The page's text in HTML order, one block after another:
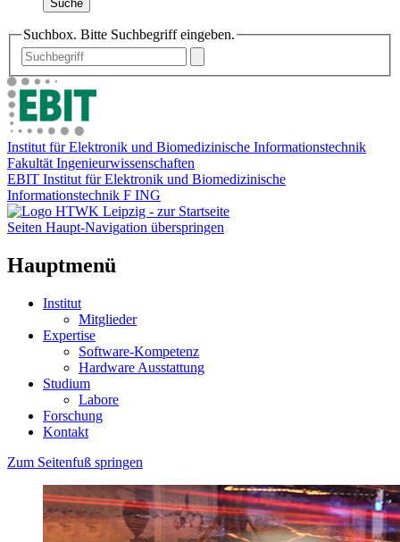
Suche
Suchbox. Bitte Suchbegriff eingeben.
Institut für Elektronik und Biomedizinische Informationstechnik
Fakultät Ingenieurwissenschaften
EBIT Institut für Elektronik und Biomedizinische
Informationstechnik F ING
Seiten Haupt-Navigation überspringen
Hauptmenü
Institut
Mitglieder
Expertise
Software-Kompetenz
Hardware Ausstattung
Studium
Labore
Forschung
Kontakt
Zum Seitenfuß springen